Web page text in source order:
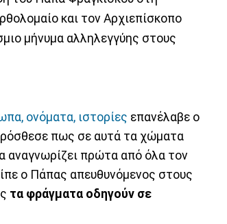
και τον Αρχιεπίσκοπο
μήνυμα αλληλεγγύης στους
ονόματα, ιστορίες επανέλαβε ο
πως σε αυτά τα χώματα
αναγνωρίζει πρώτα από όλα τον
ο Πάπας απευθυνόμενος στους
τα φράγματα οδηγούν σε